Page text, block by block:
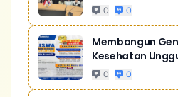
0 0
Membangun
Kesehatan
0 0